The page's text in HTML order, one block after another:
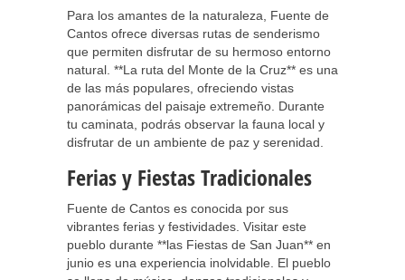
Para los amantes de la naturaleza, Fuente de
Cantos ofrece diversas rutas de senderismo
que permiten disfrutar de su hermoso entorno
natural. **La ruta del Monte de la Cruz** es una
de las más populares, ofreciendo vistas
panorámicas del paisaje extremeño. Durante
tu caminata, podrás observar la fauna local y
disfrutar de un ambiente de paz y serenidad.
Ferias y Fiestas Tradicionales
Fuente de Cantos es conocida por sus
vibrantes ferias y festividades. Visitar este
pueblo durante **las Fiestas de San Juan** en
junio es una experiencia inolvidable. El pueblo